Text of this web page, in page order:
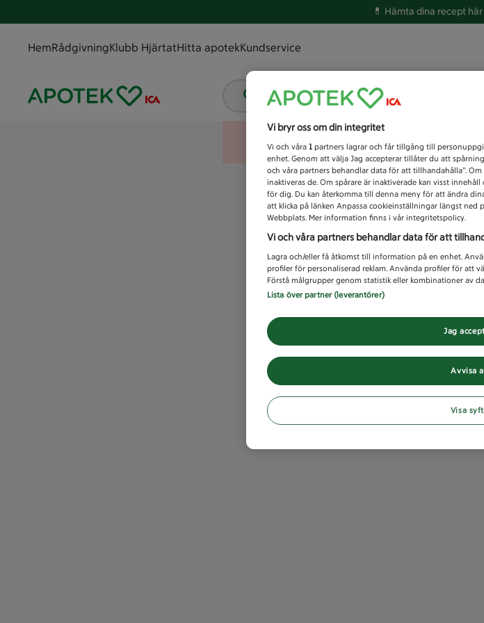
💊 Hämta dina recept
HemRådgivningKlubb HjärtatHitta apotekKundservice
Vad letar du efter idag?
Vi bryr oss om din integritet
Vi och våra 1 partners lagrar och får tillgång till
enhet. Genom att välja Jag accepterar tillåter du att
och våra partners behandlar data för att tillhandahålla”.
inaktiveras de. Om spårare är inaktiverade kan visst
för dig. Du kan återkomma till denna meny för att ändra
att klicka på länken Anpassa cookieinställningar längst ned
Webbplats. Mer information finns i vår integritetspolicy.
Vi och våra partners behandlar data för att
Lagra och/eller få åtkomst till information på en enhet.
profiler för personaliserad reklam. Använda profiler för att
Förstå målgrupper genom statistik eller kombinationer av
Lista över partner (leverantörer)
Avvisa
Jag
Visa